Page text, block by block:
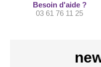
Besoin d'aide ?
03 61 76 11 25